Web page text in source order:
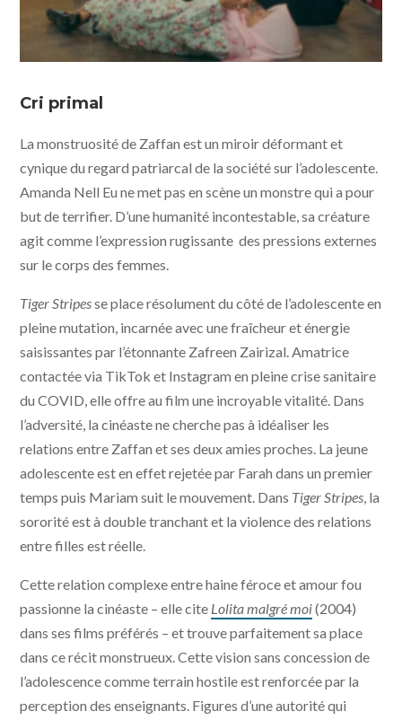
Forward Entertainment, Akanga Film Asia, Still Moving,
Cri primal
La monstruosité de Zaffan est un miroir déformant et
cynique du regard patriarcal de la société sur l’adolescente.
Amanda Nell Eu ne met pas en scène un monstre qui a pour
but de terrifier. D’une humanité incontestable, sa créature
agit comme l’expression rugissante des pressions externes
sur le corps des femmes.
Tiger Stripesse place résolument du côté de l’adolescente en
pleine mutation, incarnée avec une fraîcheur et énergie
saisissantes par l’étonnante Zafreen Zairizal. Amatrice
contactée via TikTok et Instagram en pleine crise sanitaire
du COVID, elle offre au film une incroyable vitalité. Dans
l’adversité, la cinéaste ne cherche pas à idéaliser les
relations entre Zaffan et ses deux amies proches. La jeune
adolescente est en effet rejetée par Farah dans un premier
temps puis Mariam suit le mouvement. Dans Tiger Stripes, la
sororité est à double tranchant et la violence des relations
entre filles est réelle.
Cette relation complexe entre haine féroce et amour fou
passionne la cinéaste – elle cite Lolita malgré moi(2004)
dans ses films préférés – et trouve parfaitement sa place
dans ce récit monstrueux. Cette vision sans concession de
l’adolescence comme terrain hostile est renforcée par la
perception des enseignants. Figures d’une autorité qui